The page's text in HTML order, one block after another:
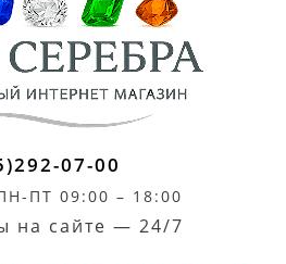
07-00
ПТ 09:00 – 18:00
на сайте — 24/7